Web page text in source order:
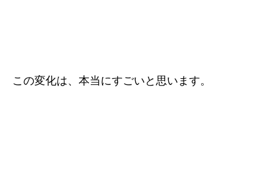
この変化は、本当にすごいと思います。